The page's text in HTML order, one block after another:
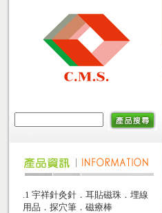
.1 宇祥針灸針．耳貼磁珠．埋線
用品．探穴筆．磁療棒